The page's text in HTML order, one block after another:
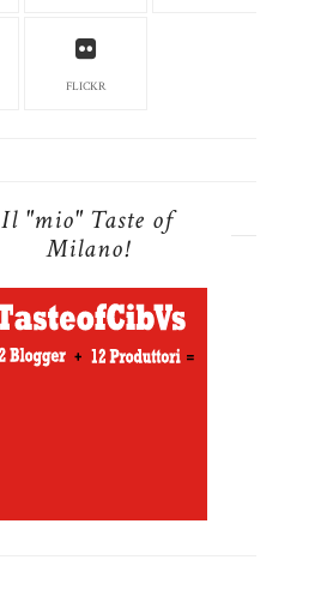
FLICKR
Il "mio" Taste of
Milano!